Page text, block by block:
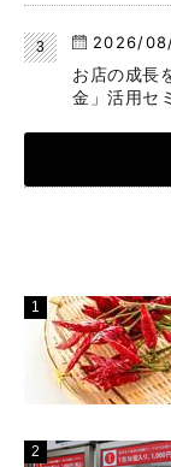
2026/
お店の成長
金」活用セ